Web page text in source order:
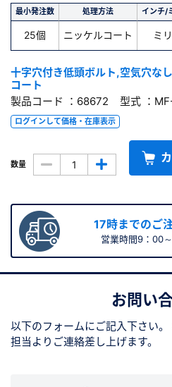
最小発注数 処理方法 インチ/
25個 ニッケルコート ミリ
十字穴付き低頭ボルト,空気穴な
コート
製品コード ：68672 型式 ：
ログインして価格・在庫表示
数量
17時までのご
営業時間9：00
お問い
以下のフォームにご記入下さい。
担当よりご連絡差し上げます。